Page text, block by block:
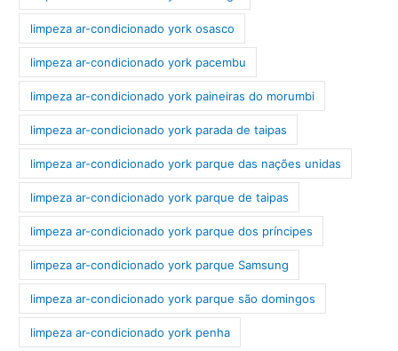
limpeza ar-condicionado york osasco
limpeza ar-condicionado york pacembu
limpeza ar-condicionado york paineiras do morumbi
limpeza ar-condicionado york parada de taipas
limpeza ar-condicionado york parque das nações unidas
limpeza ar-condicionado york parque de taipas
limpeza ar-condicionado york parque dos príncipes
limpeza ar-condicionado york parque Samsung
limpeza ar-condicionado york parque são domingos
limpeza ar-condicionado york penha